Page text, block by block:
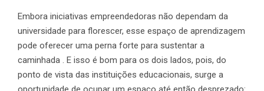
Embora iniciativas empreendedoras não dependam da
universidade para florescer, esse espaço de aprendizagem
pode oferecer uma perna forte para sustentar a
caminhada . E isso é bom para os dois lados, pois, do
ponto de vista das instituições educacionais, surge a